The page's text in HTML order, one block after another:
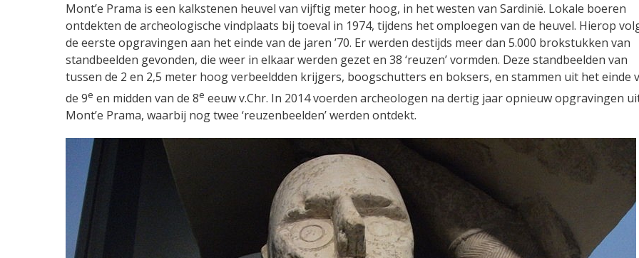
Mont’e Prama is een kalkstenen heuvel van vijftig meter hoog, in het westen van Sardinië. Lokale boeren
ontdekten de archeologische vindplaats bij toeval in 1974, tijdens het omploegen van de heuvel. Hierop
de eerste opgravingen aan het einde van de jaren ’70. Er werden destijds meer dan 5.000 brokstukken van
standbeelden gevonden, die weer in elkaar werden gezet en 38 ‘reuzen’ vormden. Deze standbeelden van
tussen de 2 en 2,5 meter hoog verbeeldden krijgers, boogschutters en boksers, en stammen uit het einde
de 9e en midden van de 8e eeuw v.Chr. In 2014 voerden archeologen na dertig jaar opnieuw opgravingen
Mont’e Prama, waarbij nog twee ‘reuzenbeelden’ werden ontdekt.